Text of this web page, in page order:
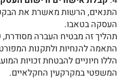
התנאים, הרשות מאשרת את
העסקה בטאבו.
תהליך זה מבטיח העברה
התאמה להנחיות ולתקנות
הללו חיוניים להבטחת זכויות
המשפטי במקרקעין החקלאיים.